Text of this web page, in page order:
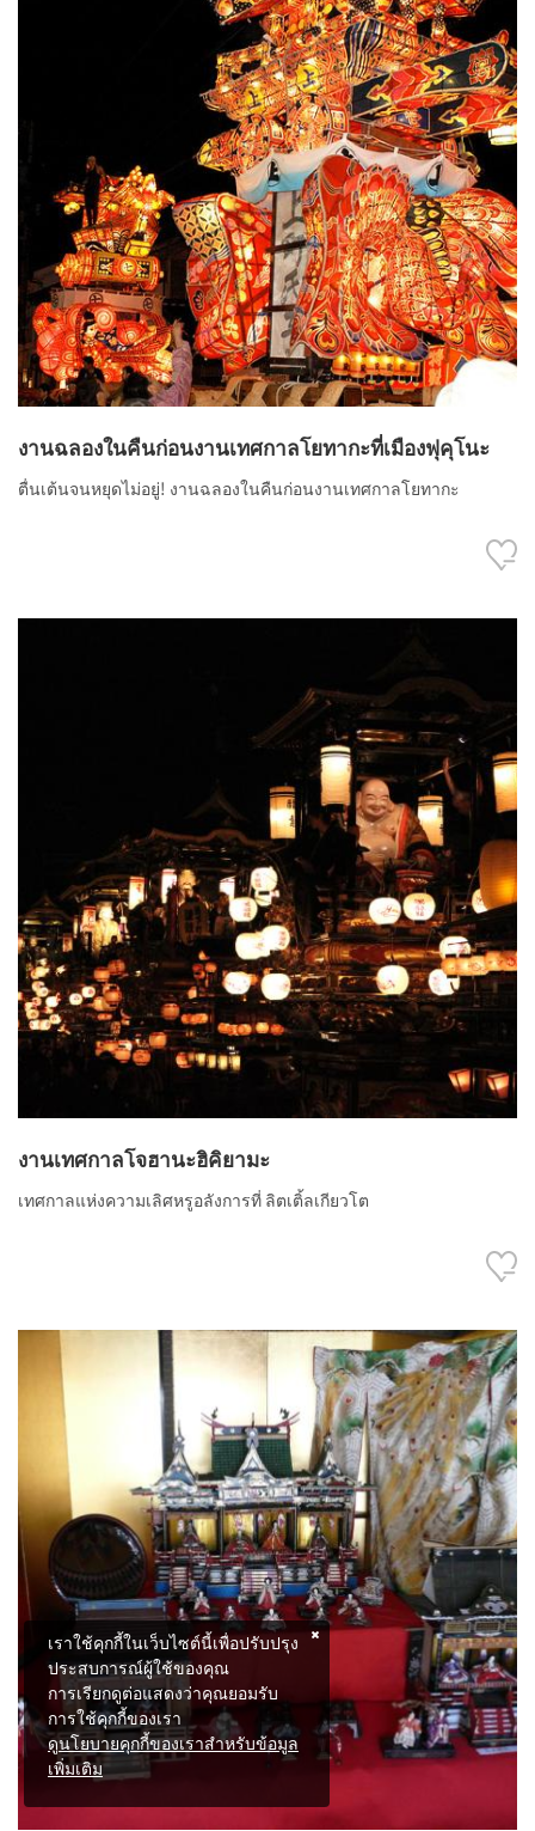
งานฉลองในคืนก่อนงานเทศกาลโยทากะที่เมืองฟุคุโนะ
ตื่นเต้นจนหยุดไม่อยู่! งานฉลองในคืนก่อนงานเทศกาลโยทากะ
งานเทศกาลโจฮานะฮิคิยามะ
เทศกาลแห่งความเลิศหรูอลังการที่ ลิตเติ้ลเกียวโต
เราใช้คุกกี้ในเว็บไซต์นี้เพื่อปรับปรุง
ประสบการณ์ผู้ใช้ของคุณ
การเรียกดูต่อแสดงว่าคุณยอมรับ
การใช้คุกกี้ของเรา
ดูนโยบายคุกกี้ของเราสำหรับข้อมูล
เพิ่มเติม